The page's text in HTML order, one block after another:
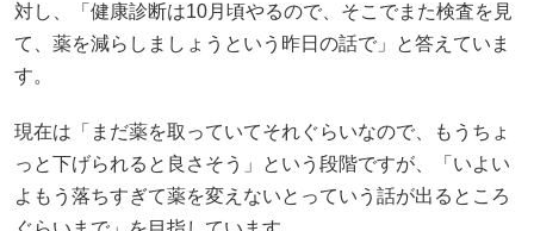
対し、「健康診断は10月頃やるので、そこでまた検査を見
て、薬を減らしましょうという昨日の話で」と答えていま
す。
現在は「まだ薬を取っていてそれぐらいなので、もうちょ
っと下げられると良さそう」という段階ですが、「いよい
よもう落ちすぎて薬を変えないとっていう話が出るところ